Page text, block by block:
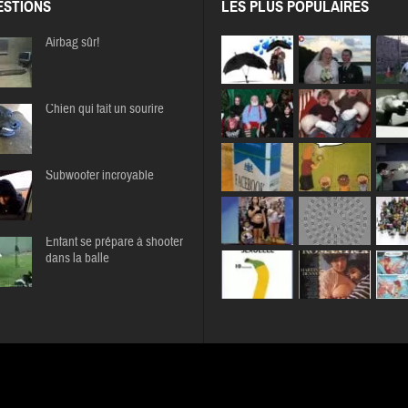
Airbag sûr!
Chien qui fait un sourire
Subwoofer incroyable
Enfant se prépare à shooter
dans la balle
LES PLUS POPULAIRES